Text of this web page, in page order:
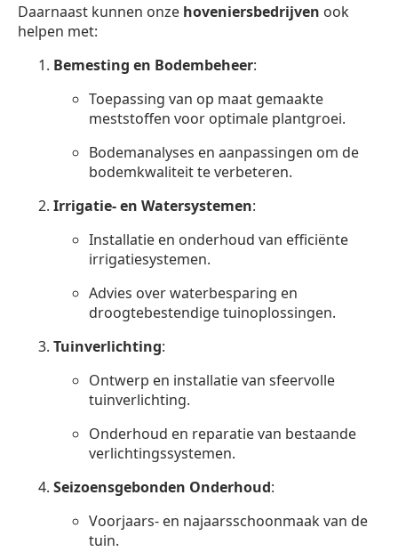
Daarnaast kunnen onze hoveniersbedrijven ook
helpen met:
Bemesting en Bodembeheer:
Toepassing van op maat gemaakte
meststoffen voor optimale plantgroei.
Bodemanalyses en aanpassingen om de
bodemkwaliteit te verbeteren.
Irrigatie- en Watersystemen:
Installatie en onderhoud van efficiënte
irrigatiesystemen.
Advies over waterbesparing en
droogtebestendige tuinoplossingen.
Tuinverlichting:
Ontwerp en installatie van sfeervolle
tuinverlichting.
Onderhoud en reparatie van bestaande
verlichtingssystemen.
Seizoensgebonden Onderhoud:
Voorjaars- en najaarsschoonmaak van de
tuin.